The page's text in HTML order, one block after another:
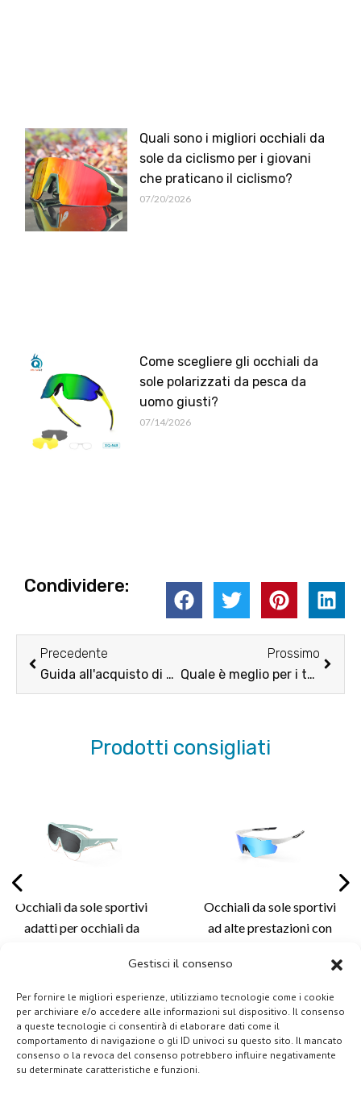
Gestisci il consenso
Per fornire le migliori esperienze, utilizziamo tecnologie come i cookie
per archiviare e/o accedere alle informazioni sul dispositivo. Il consenso
a queste tecnologie ci consentirà di elaborare dati come il
comportamento di navigazione o gli ID univoci su questo sito. Il mancato
consenso o la revoca del consenso potrebbero influire negativamente
su determinate caratteristiche e funzioni.
Quali sono i migliori occhiali da
sole da ciclismo per i giovani
che praticano il ciclismo?
07/20/2026
Come scegliere gli occhiali da
sole polarizzati da pesca da
uomo giusti?
07/14/2026
Condividere:
Prec
Precedente
Guida all'acquisto di occhiali da sole da pesca 2025
Prossimo
Quale è meglio per i tuoi occhiali cilindrici o sferici
Prodotti consigliati
sportivi
da
Occhiali da sole sportivi
ad alte prestazioni con
vestibilità
personalizzata, comfort
migliorato e
personalizzazione delle
lenti per esterni -
XQ681A
Eleganti
da
leggero
lenti
ciclismo